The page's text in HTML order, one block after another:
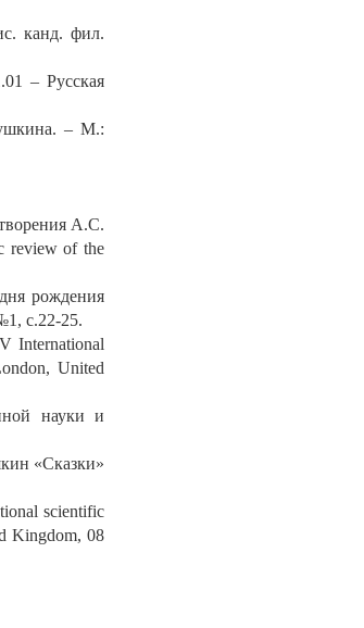
канд. фил.
– Русская
– М.:
А.С.
review of the
рождения
с.22-25.
International
United
науки и
«Сказки»
scientific
Kingdom, 08